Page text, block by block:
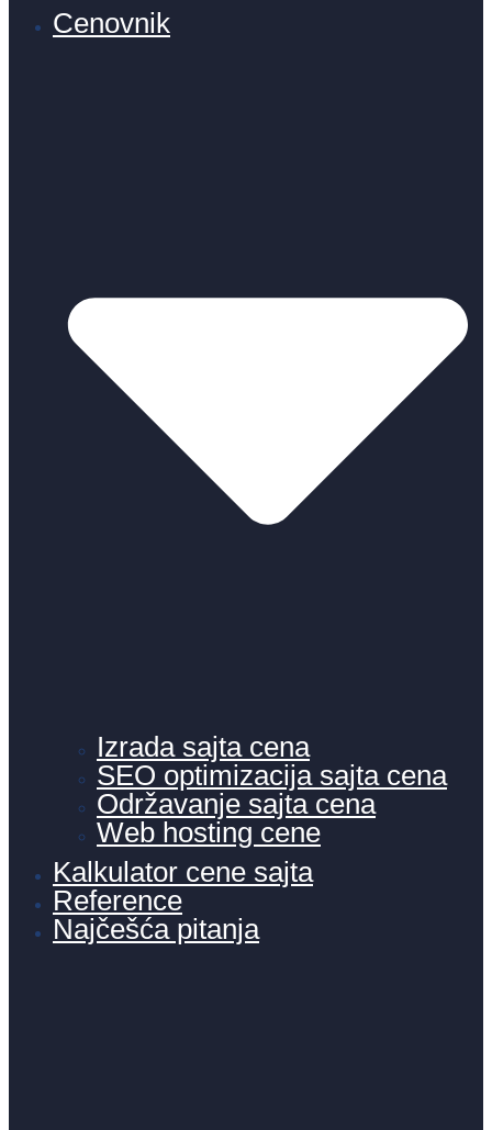
Cenovnik
Izrada sajta cena
SEO optimizacija sajta cena
Održavanje sajta cena
Web hosting cene
Kalkulator cene sajta
Reference
Najčešća pitanja